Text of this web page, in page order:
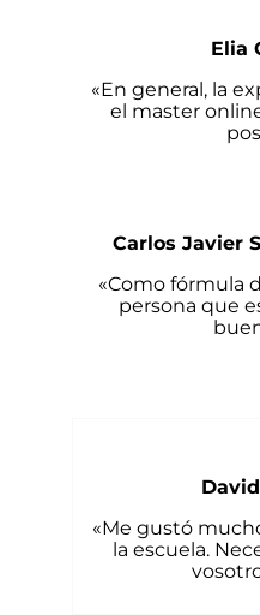
Elia
«En general, la
el master
Carlos Javier
«Como fórmula
persona que
«Me gustó
la escuela.